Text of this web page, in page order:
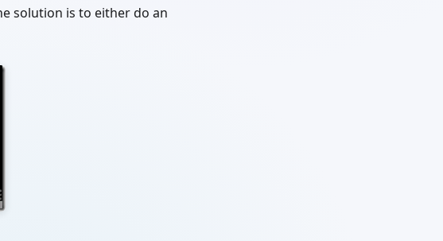
solution is to either do an